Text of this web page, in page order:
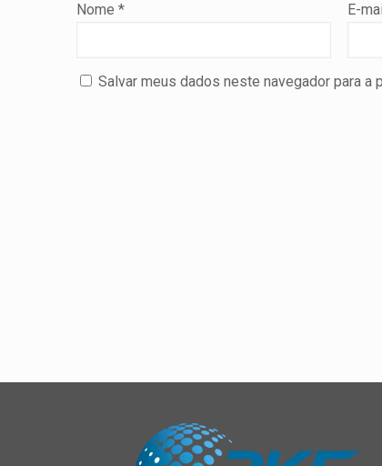
Nome * E-
Salvar meus dados neste navegador para a